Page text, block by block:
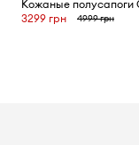
Кожаные полусапоги
3299 грн
4999 грн